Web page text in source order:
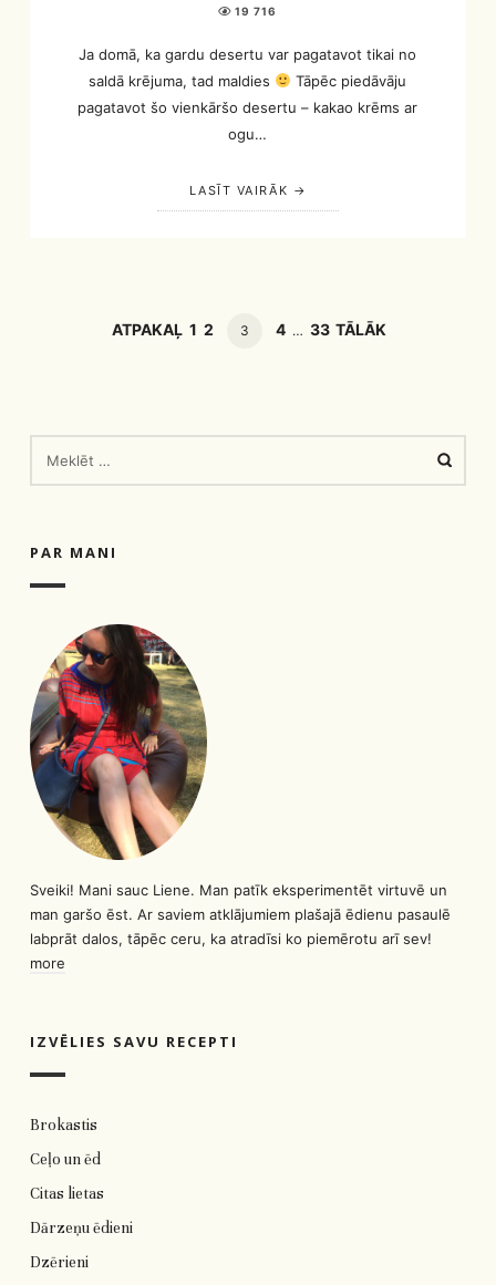
19 716
Ja domā, ka gardu desertu var pagatavot tikai no
saldā krējuma, tad maldies
Tāpēc piedāvāju
pagatavot šo vienkāršo desertu – kakao krēms ar
ogu…
LASĪT VAIRĀK
ATPAKAĻ PAGE
1 PAGE
2 PAGE
3 PAGE
4 … PAGE
33 TĀLĀK
PAR MANI
Sveiki! Mani sauc Liene. Man patīk eksperimentēt virtuvē un
man garšo ēst. Ar saviem atklājumiem plašajā ēdienu pasaulē
labprāt dalos, tāpēc ceru, ka atradīsi ko piemērotu arī sev!
more
IZVĒLIES SAVU RECEPTI
Brokastis
Ceļo un ēd
Citas lietas
Dārzeņu ēdieni
Dzērieni